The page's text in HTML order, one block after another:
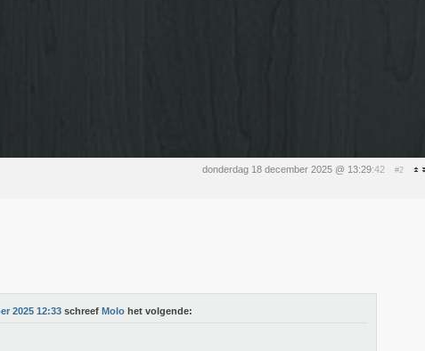
donderdag 18 december 2025 @ 13:29:42 #2
2025 12:33 schreef Molo het volgende: